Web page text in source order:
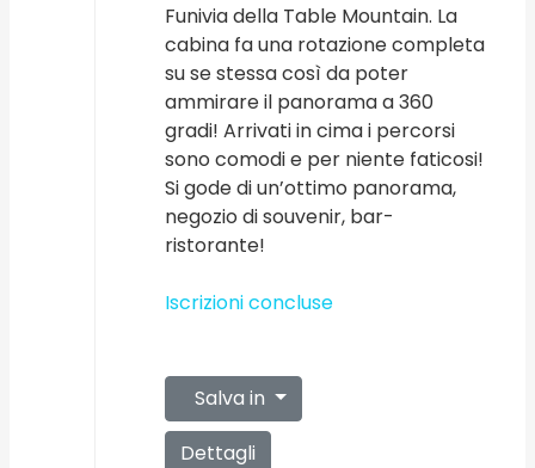
Funivia della Table Mountain. La
cabina fa una rotazione completa
su se stessa così da poter
ammirare il panorama a 360
gradi! Arrivati in cima i percorsi
sono comodi e per niente faticosi!
Si gode di un’ottimo panorama,
negozio di souvenir, bar-
ristorante!
Iscrizioni concluse
Salva in
Dettagli